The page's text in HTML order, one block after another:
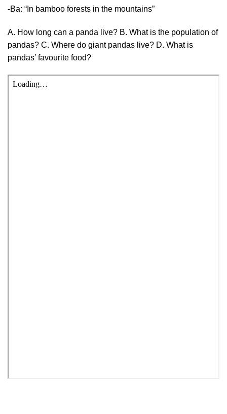
-Ba: “In bamboo forests in the mountains”
A. How long can a panda live? B. What is the population of
pandas? C. Where do giant pandas live? D. What is
pandas’ favourite food?